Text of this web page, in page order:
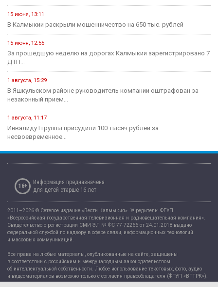
15 июня, 13:11
В Калмыкии раскрыли мошенничество на 650 тыс. рублей
15 июня, 12:55
За прошедшую неделю на дорогах Калмыкии зарегистрировано 7
ДТП...
1 августа, 15:29
В Яшкульском районе руководитель компании оштрафован за
незаконный прием...
1 августа, 11:17
Инвалиду I группы присудили 100 тысяч рублей за
несвоевременное...
16+
Информация предназначена
для детей старше 16 лет
2011–2026 © Сетевое издание «Вести Калмыкия». Учредитель: ФГУП
«Всероссийская государственная телевизионная и радиовещательная компания».
Свидетельство о регистрации СМИ ЭЛ № ФС 77-72266 от 24.01.2018 выдано
федеральной службой по надзору в сфере связи, информационных технологий
и массовых коммуникаций.
Все права на любые материалы, опубликованные на сайте, защищены
в соответствии с российским и международным законодательством
об интеллектуальной собственности. Любое использование текстовых, фото, аудио
и видеоматериалов возможно только с согласия правообладателя (ФГУП «ВГТРК»).